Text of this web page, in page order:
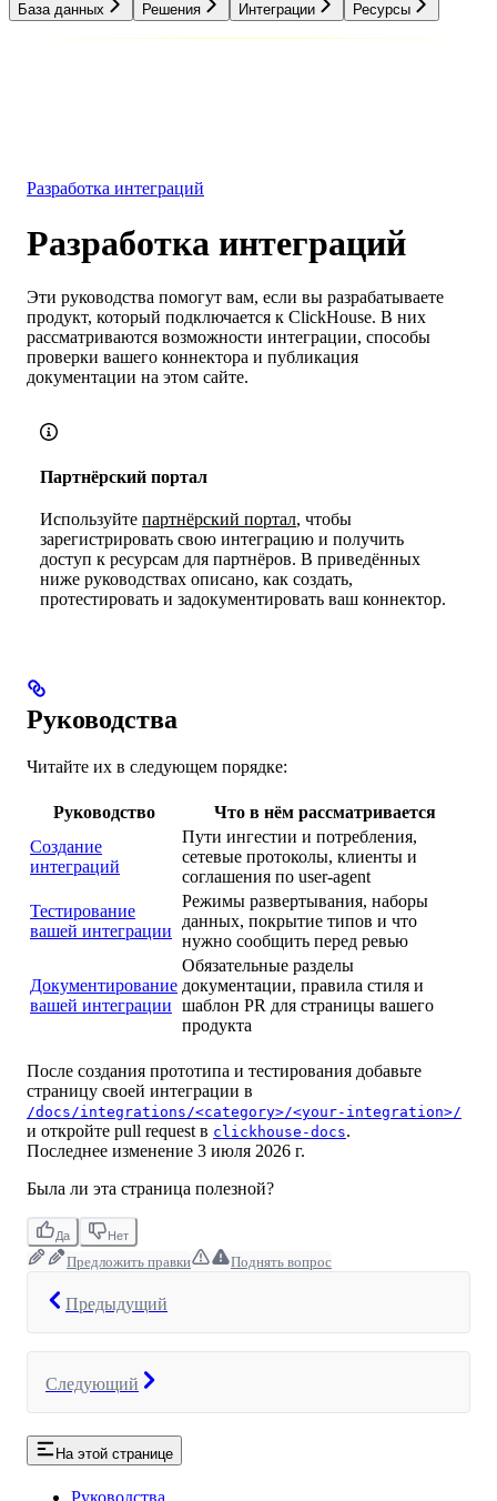
База данных Решения Интеграции Ресурсы
Разработка интеграций
Разработка интеграций
Эти руководства помогут вам, если вы разрабатываете
продукт, который подключается к ClickHouse. В них
рассматриваются возможности интеграции, способы
проверки вашего коннектора и публикация
документации на этом сайте.
Партнёрский портал
Используйте партнёрский портал, чтобы
зарегистрировать свою интеграцию и получить
доступ к ресурсам для партнёров. В приведённых
ниже руководствах описано, как создать,
протестировать и задокументировать ваш коннектор.
Руководства
Читайте их в следующем порядке:
Руководство
Что в нём рассматривается
Создание
интеграций
Пути ингестии и потребления,
сетевые протоколы, клиенты и
соглашения по user-agent
Тестирование
вашей интеграции
Режимы развертывания, наборы
данных, покрытие типов и что
нужно сообщить перед ревью
Документирование
вашей интеграции
Обязательные разделы
документации, правила стиля и
шаблон PR для страницы вашего
продукта
После создания прототипа и тестирования добавьте
страницу своей интеграции в
/docs/integrations/<category>/<your-integration>/
и откройте pull request в clickhouse-docs.
Последнее изменение 3 июля 2026 г.
Была ли эта страница полезной?
Да Нет
Предложить правки Поднять вопрос
Предыдущий
Следующий
На этой странице
Руководства